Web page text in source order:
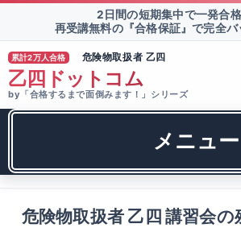
2日間の短期集中で一発合格
再受講無料の『合格保証』で完全バ
累計2万人合格 危険物取扱者 乙四
乙四ドットコム
by「合格するまで面倒みます！」シリーズ
メニュー
危険物取扱者 乙四 講習会の